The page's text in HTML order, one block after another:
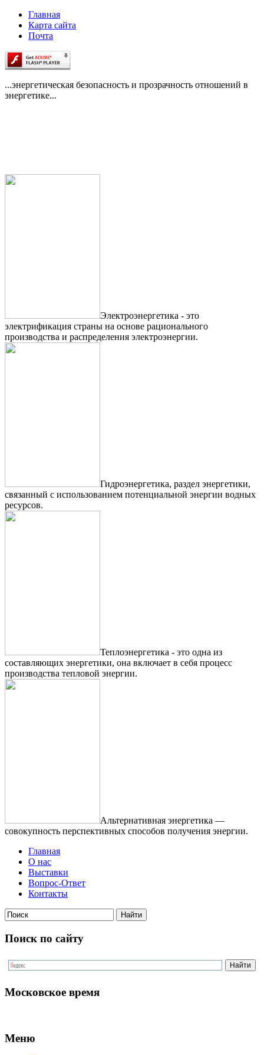
Главная
Карта сайта
Почта
...энергетическая безопасность и прозрачность отношений в
энергетике...
Электроэнергетика - это
электрификация страны на основе рационального
производства и распределения электроэнергии.
Гидроэнергетика, раздел энергетики,
связанный с использованием потенциальной энергии водных
ресурсов.
Теплоэнергетика - это одна из
составляющих энергетики, она включает в себя процесс
производства тепловой энергии.
Альтернативная энергетика —
совокупность перспективных способов получения энергии.
Главная
О нас
Выставки
Вопрос-Ответ
Контакты
Поиск по сайту
Московское время
Меню